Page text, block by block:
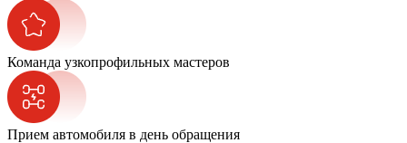
Команда узкопрофильных мастеров
Прием автомобиля в день обращения